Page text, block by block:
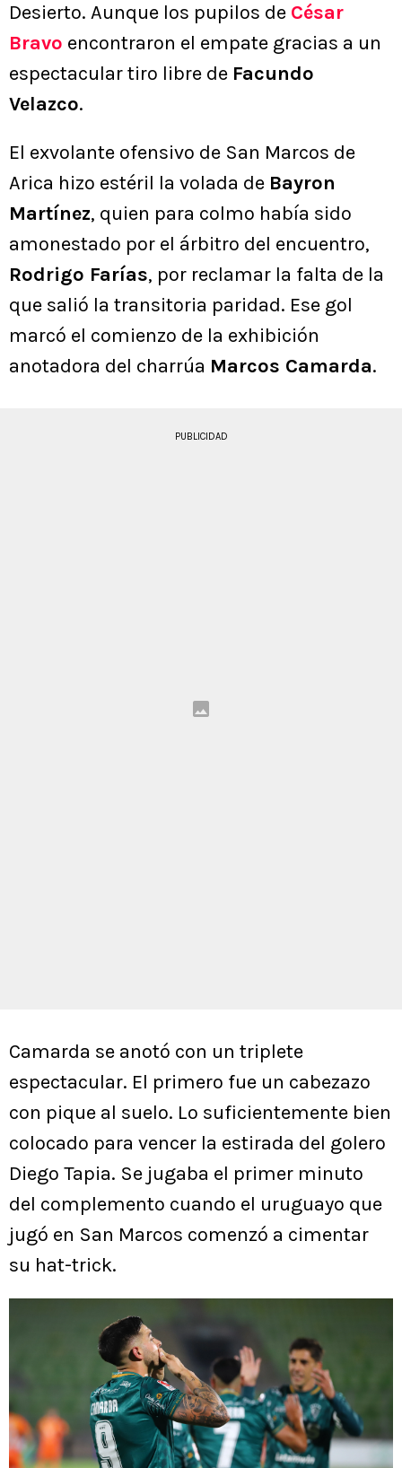
Desierto. Aunque los pupilos de César
Bravo encontraron el empate gracias a un
espectacular tiro libre de Facundo
Velazco.
El exvolante ofensivo de San Marcos de
Arica hizo estéril la volada de Bayron
Martínez, quien para colmo había sido
amonestado por el árbitro del encuentro,
Rodrigo Farías, por reclamar la falta de la
que salió la transitoria paridad. Ese gol
marcó el comienzo de la exhibición
anotadora del charrúa Marcos Camarda.
PUBLICIDAD
Camarda se anotó con un triplete
espectacular. El primero fue un cabezazo
con pique al suelo. Lo suficientemente bien
colocado para vencer la estirada del golero
Diego Tapia. Se jugaba el primer minuto
del complemento cuando el uruguayo que
jugó en San Marcos comenzó a cimentar
su hat-trick.